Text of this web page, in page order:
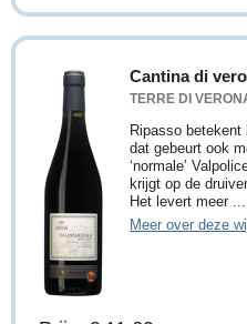
Cantina di
TERRE DI
Ripasso
dat gebeurt ook
‘normale’
krijgt op de
Het levert meer ...
Meer over deze